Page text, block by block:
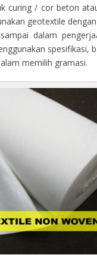
curing / cor beton
geotextile
dalam
spesifikasi,
memilih gramasi.